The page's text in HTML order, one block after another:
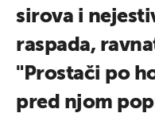
sirova i
raspada,
"Prostači po
pred njom